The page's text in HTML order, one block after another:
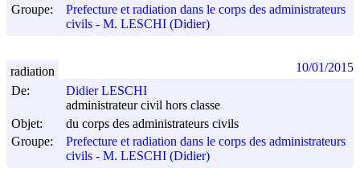
Groupe:
Prefecture et radiation dans le corps des administrateurs
civils - M. LESCHI (Didier)
De:
Didier LESCHI
administrateur civil hors classe
Objet:
du corps des administrateurs civils
Groupe:
Prefecture et radiation dans le corps des administrateurs
civils - M. LESCHI (Didier)
radiation 10/01/2015